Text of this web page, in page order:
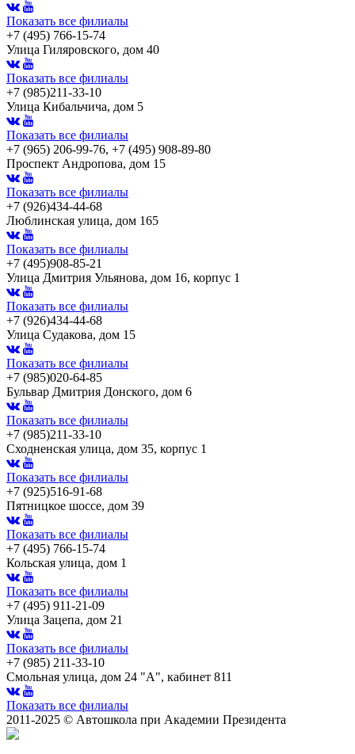
Показать все филиалы
+7 (495) 766-15-74
Улица Гиляровского, дом 40
Показать все филиалы
+7 (985)211-33-10
Улица Кибальчича, дом 5
Показать все филиалы
+7 (965) 206-99-76, +7 (495) 908-89-80
Проспект Андропова, дом 15
Показать все филиалы
+7 (926)434-44-68
Люблинская улица, дом 165
Показать все филиалы
+7 (495)908-85-21
Улица Дмитрия Ульянова, дом 16, корпус 1
Показать все филиалы
+7 (926)434-44-68
Улица Судакова, дом 15
Показать все филиалы
+7 (985)020-64-85
Бульвар Дмитрия Донского, дом 6
Показать все филиалы
+7 (985)211-33-10
Сходненская улица, дом 35, корпус 1
Показать все филиалы
+7 (925)516-91-68
Пятницкое шоссе, дом 39
Показать все филиалы
+7 (495) 766-15-74
Кольская улица, дом 1
Показать все филиалы
+7 (495) 911-21-09
Улица Зацепа, дом 21
Показать все филиалы
+7 (985) 211-33-10
Смольная улица, дом 24 "А", кабинет 811
Показать все филиалы
2011-2025 © Автошкола при Академии Президента